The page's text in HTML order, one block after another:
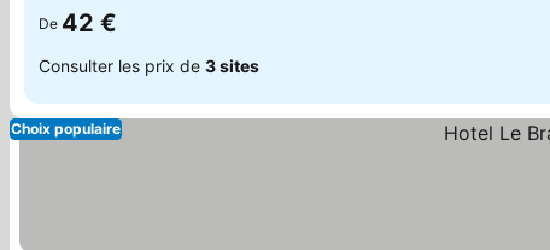
De 42 €
Consulter les prix de 3 sites
Choix populaire